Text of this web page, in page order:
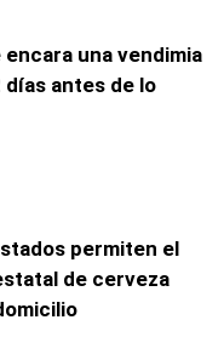
encara una vendimia
días antes de lo
permiten el
de cerveza